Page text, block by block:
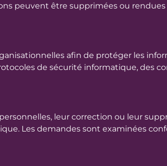
peuvent être supprimées ou
afin de protéger les
de sécurité informatique, des
leur correction ou leur
Les demandes sont examinées